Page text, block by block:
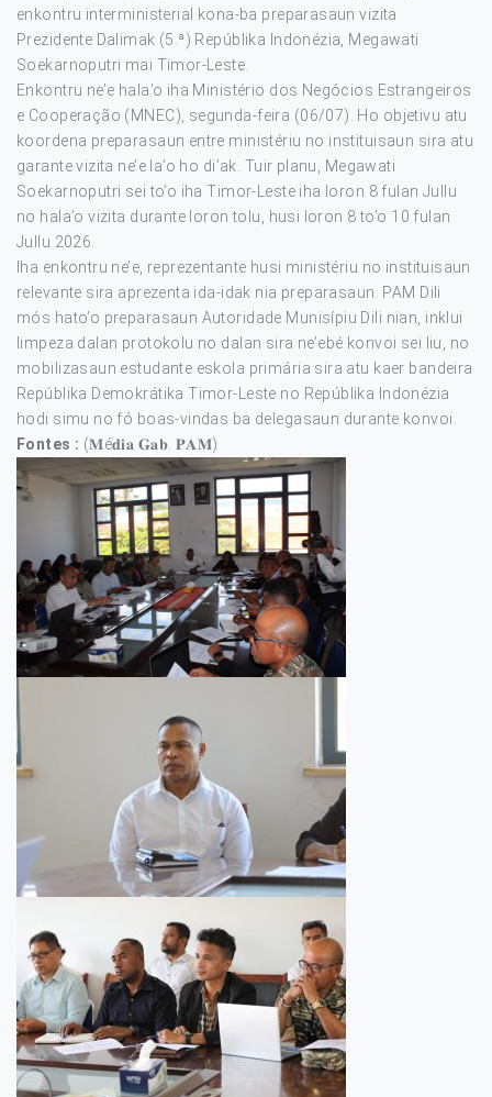
enkontru interministerial kona-ba preparasaun vizita
Prezidente Dalimak (5.ª) Repúblika Indonézia, Megawati
Soekarnoputri mai Timor-Leste.
Enkontru ne’e hala’o iha Ministério dos Negócios Estrangeiros
e Cooperação (MNEC), segunda-feira (06/07). Ho objetivu atu
koordena preparasaun entre ministériu no instituisaun sira atu
garante vizita ne’e la’o ho di’ak. Tuir planu, Megawati
Soekarnoputri sei to’o iha Timor-Leste iha loron 8 fulan Jullu
no hala’o vizita durante loron tolu, husi loron 8 to’o 10 fulan
Jullu 2026.
Iha enkontru ne’e, reprezentante husi ministériu no instituisaun
relevante sira aprezenta ida-idak nia preparasaun. PAM Dili
mós hato’o preparasaun Autoridade Munisípiu Dili nian, inklui
limpeza dalan protokolu no dalan sira ne’ebé konvoi sei liu, no
mobilizasaun estudante eskola primária sira atu kaer bandeira
Repúblika Demokrátika Timor-Leste no Repúblika Indonézia
hodi simu no fó boas-vindas ba delegasaun durante konvoi.
Fontes : (𝐌é𝐝𝐢𝐚 𝐆𝐚𝐛. 𝐏𝐀𝐌)